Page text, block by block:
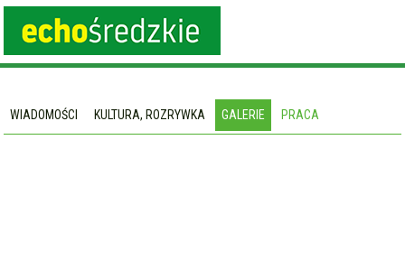
WIADOMOŚCI KULTURA, ROZRYWKA GALERIE PRACA